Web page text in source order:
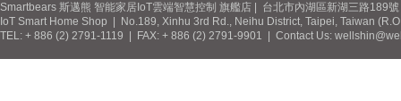
Smartbears 斯邁熊 智能家居IoT雲端智慧控制 旗艦店 | 台北市內湖區新湖三路189
IoT Smart Home Shop | No.189, Xinhu 3rd Rd., Neihu District, Taipei, Taiwan
TEL: + 886 (2) 2791-1119 | FAX: + 886 (2) 2791-9901 | Contact Us: